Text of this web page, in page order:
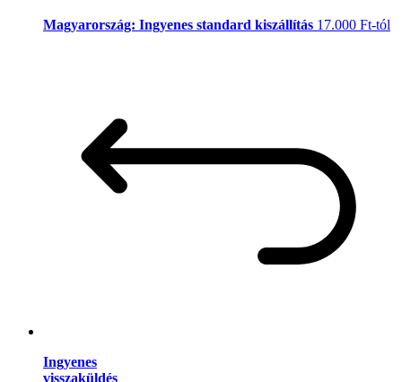
Magyarország: Ingyenes standard kiszállítás 17.000 Ft-tól
Ingyenes
visszaküldés